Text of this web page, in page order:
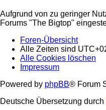
Aufgrund von zu geringer
Forums "The Bigtop"
Foren-Übersicht
Alle Zeiten sind
Alle Cookies löschen
Impressum
Powered by phpBB® Forum
Deutsche Übersetzung durch